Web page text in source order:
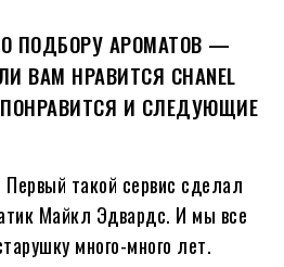
ПОДБОРУ АРОМАТОВ —
ВАМ НРАВИТСЯ CHANEL
И СЛЕДУЮЩИЕ
Первый такой сервис сделал
Майкл Эдвардс. И мы все
много-много лет.